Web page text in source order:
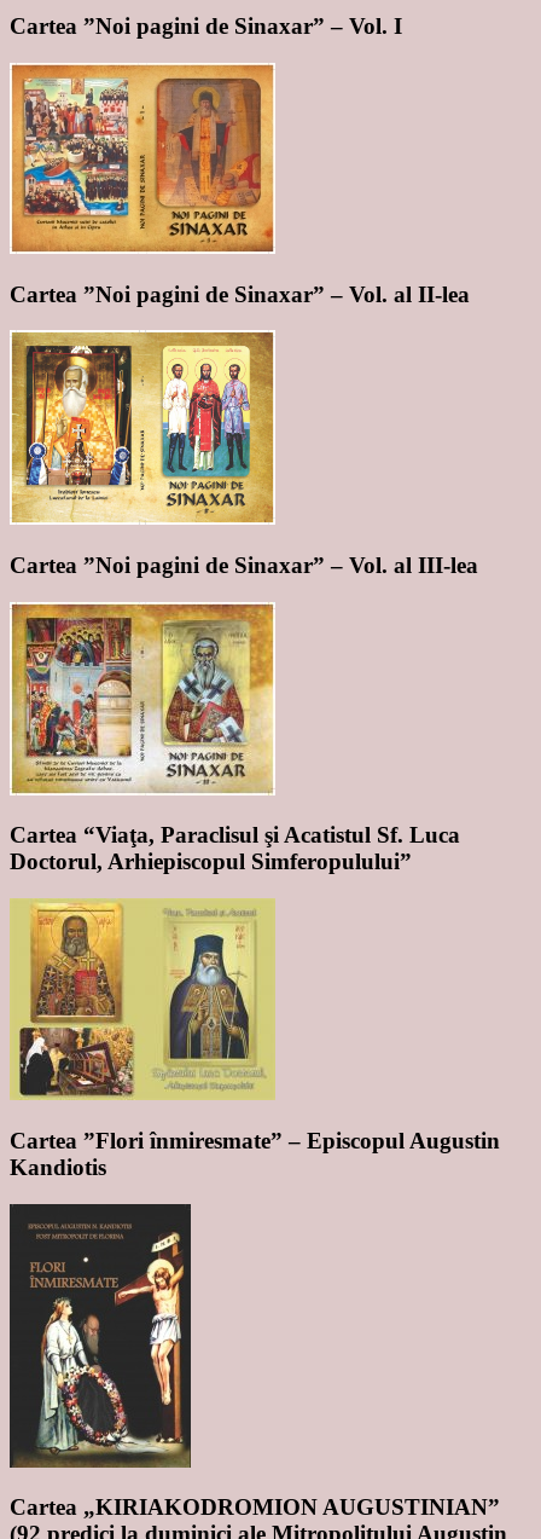
Cartea ”Noi pagini de Sinaxar” – Vol. I
Cartea ”Noi pagini de Sinaxar” – Vol. al II-lea
Cartea ”Noi pagini de Sinaxar” – Vol. al III-lea
Cartea “Viaţa, Paraclisul şi Acatistul Sf. Luca
Doctorul, Arhiepiscopul Simferopulului”
Cartea ”Flori înmiresmate” – Episcopul Augustin
Kandiotis
Cartea „KIRIAKODROMION AUGUSTINIAN”
(92 predici la duminici ale Mitropolitului Augustin